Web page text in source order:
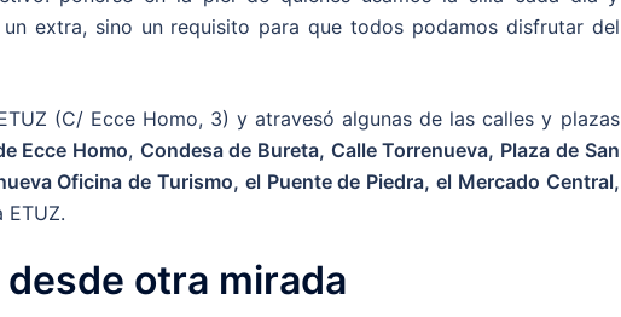
extra, sino un requisito para que todos podamos disfrutar del
(C/ Ecce Homo, 3) y atravesó algunas de las calles y plazas
Ecce Homo, Condesa de Bureta, Calle Torrenueva, Plaza de San
Oficina de Turismo, el Puente de Piedra, el Mercado Central,
ETUZ.
otra mirada